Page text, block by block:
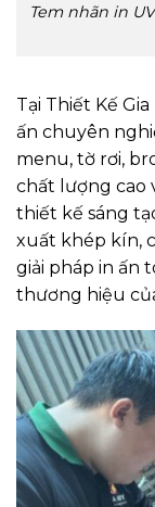
Tem nhãn in
Tại Thiết Kế
ấn chuyên
menu, tờ rơi,
chất lượng cao
thiết kế sáng
xuất khép kín,
giải pháp in ấn
thương hiệu